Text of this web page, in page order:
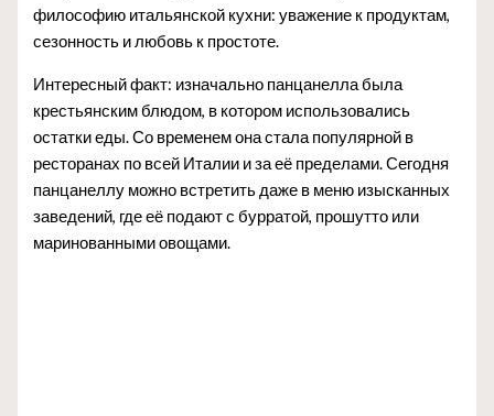
философию итальянской кухни: уважение к продуктам,
сезонность и любовь к простоте.
Интересный факт: изначально панцанелла была
крестьянским блюдом, в котором использовались
остатки еды. Со временем она стала популярной в
ресторанах по всей Италии и за её пределами. Сегодня
панцанеллу можно встретить даже в меню изысканных
заведений, где её подают с бурратой, прошутто или
маринованными овощами.